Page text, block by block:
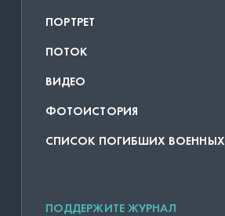
ПОРТРЕТ
ПОТОК
ВИДЕО
ФОТОИСТОРИЯ
СПИСОК ПОГИБШИХ ВОЕННЫХ
ПОДДЕРЖИТЕ ЖУРНАЛ